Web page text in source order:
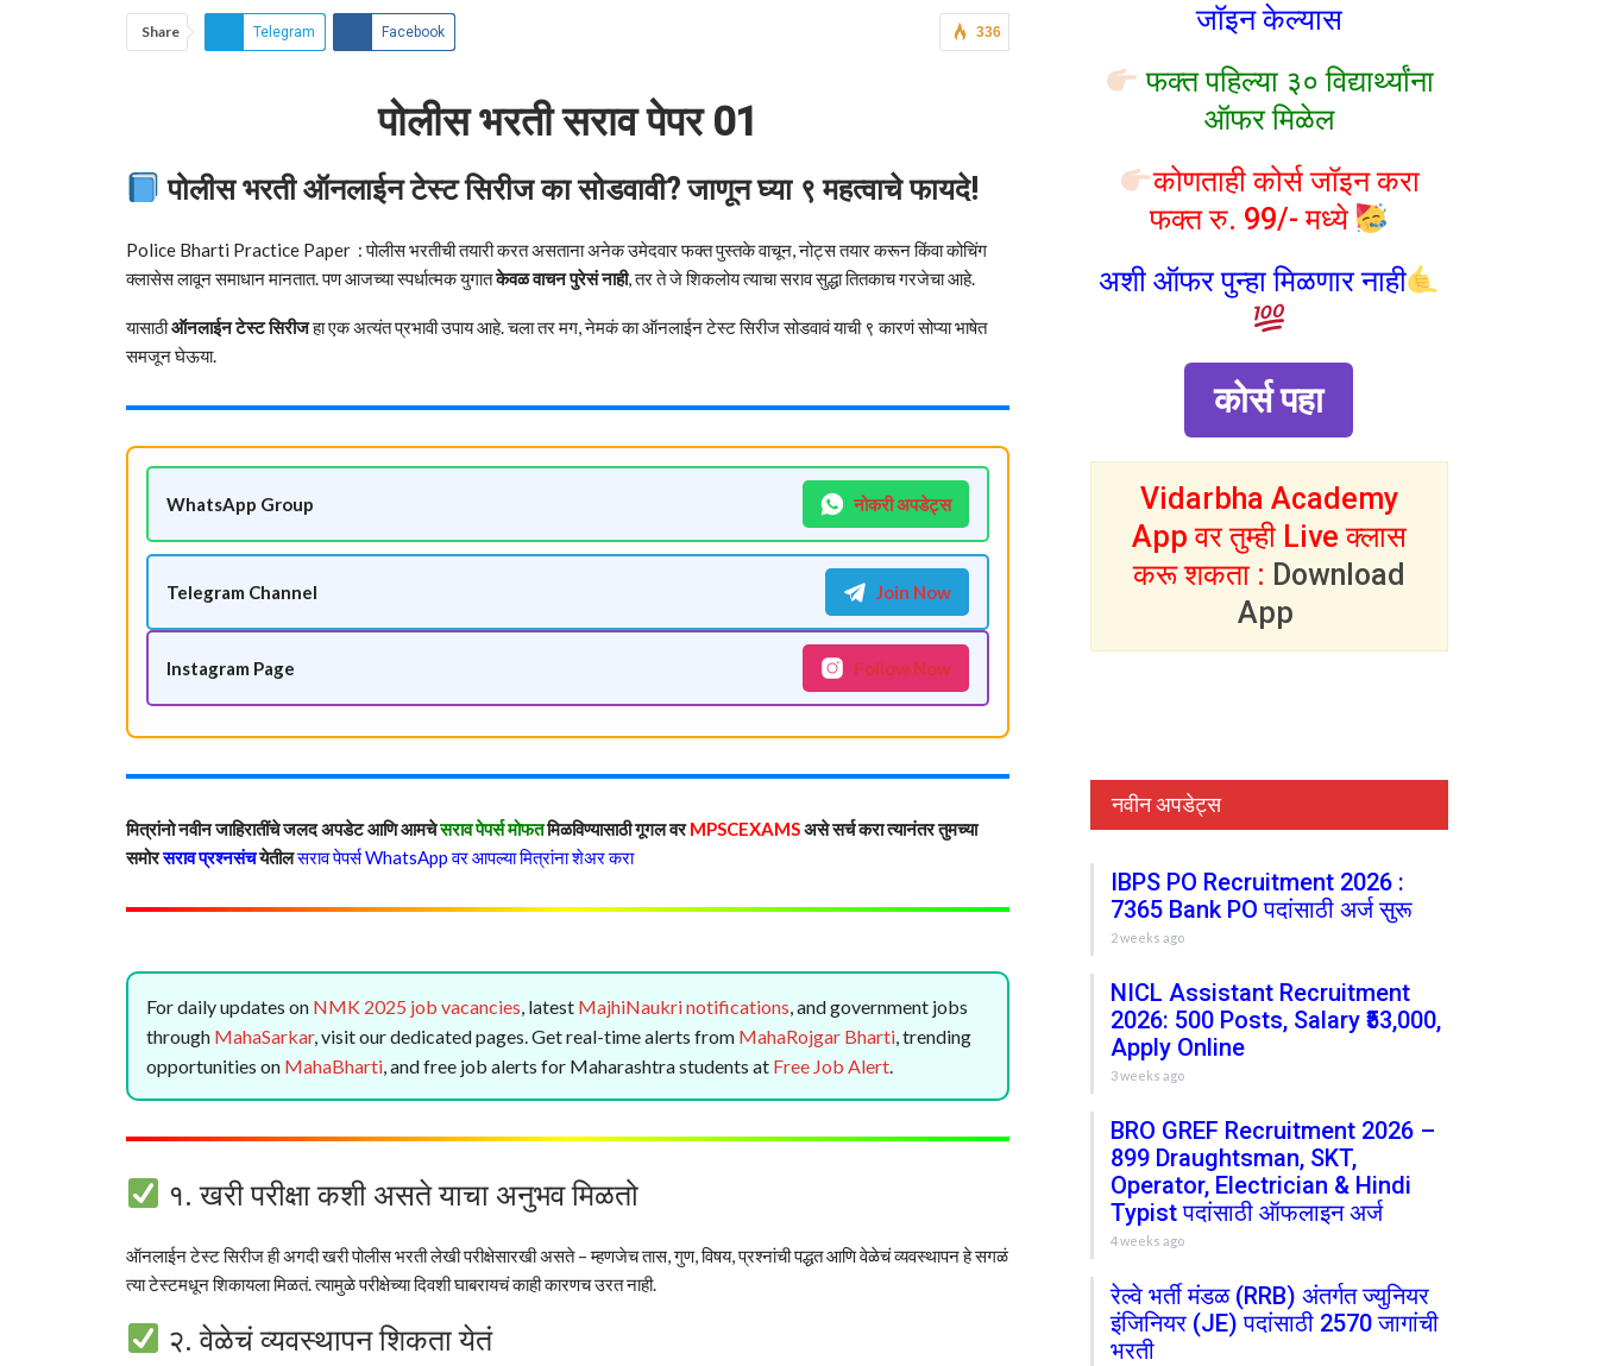
336
Share Telegram Facebook
पोलीस भरती सराव पेपर 01
पोलीस भरती ऑनलाईन टेस्ट सिरीज का सोडवावी? जाणून घ्या ९ महत्वाचे फायदे!
Police Bharti Practice Paper : पोलीस भरतीची तयारी करत असताना अनेक उमेदवार फक्त पुस्तके वाचून, नोट्स तयार करून किंवा कोचिंग
क्लासेस लावून समाधान मानतात. पण आजच्या स्पर्धात्मक युगातकेवळ वाचन पुरेसं नाही, तर ते जे शिकलोय त्याचा सराव सुद्धा तितकाच गरजेचा आहे.
यासाठीऑनलाईन टेस्ट सिरीजहा एक अत्यंत प्रभावी उपाय आहे. चला तर मग, नेमकं का ऑनलाईन टेस्ट सिरीज सोडवावं याची ९ कारणं सोप्या भाषेत
समजून घेऊया.
WhatsApp Group नोकरी अपडेट्स
Telegram Channel Join Now
Instagram Page Follow Now
मित्रांनो नवीन जाहिरातींचे जलद अपडेट आणि आमचेसराव पेपर्स मोफतमिळविण्यासाठी गूगल वरMPSCEXAMSअसे सर्च करा त्यानंतर तुमच्या
समोरसराव प्रश्नसंचयेतीलसराव पेपर्स WhatsApp वर आपल्या मित्रांना शेअर करा
For daily updates on NMK 2025 job vacancies, latest MajhiNaukri notifications, and government jobs
through MahaSarkar, visit our dedicated pages. Get real-time alerts from MahaRojgar Bharti, trending
opportunities on MahaBharti, and free job alerts for Maharashtra students at Free Job Alert.
१. खरी परीक्षा कशी असते याचा अनुभव मिळतो
ऑनलाईन टेस्ट सिरीज ही अगदी खरी पोलीस भरती लेखी परीक्षेसारखी असते – म्हणजेच तास, गुण, विषय, प्रश्नांची पद्धत आणि वेळेचं व्यवस्थापन हे सगळं
त्या टेस्टमधून शिकायला मिळतं. त्यामुळे परीक्षेच्या दिवशी घाबरायचं काही कारणच उरत नाही.
२. वेळेचं व्यवस्थापन शिकता येतं
जॉइन केल्यास
फक्त पहिल्या ३० विद्यार्थ्यांना
ऑफर मिळेल
कोणताही कोर्स जॉइन करा
फक्त रु. 99/- मध्ये
अशी ऑफर पुन्हा मिळणार नाही
कोर्स पहा
Vidarbha Academy
App वर तुम्ही Live क्लास
करू शकता : Download
App
नवीन अपडेट्स
IBPS PO Recruitment 2026 :
7365 Bank PO पदांसाठी अर्ज सुरू
2 weeks ago
NICL Assistant Recruitment
2026: 500 Posts, Salary ₹53,000,
Apply Online
3 weeks ago
BRO GREF Recruitment 2026 –
899 Draughtsman, SKT,
Operator, Electrician & Hindi
Typist पदांसाठी ऑफलाइन अर्ज
4 weeks ago
रेल्वे भर्ती मंडळ (RRB) अंतर्गत ज्युनियर
इंजिनियर (JE) पदांसाठी 2570 जागांची
भरती